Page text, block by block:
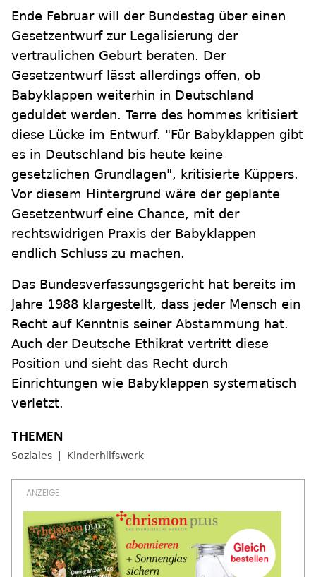
Ende Februar will der Bundestag über einen
Gesetzentwurf zur Legalisierung der
vertraulichen Geburt beraten. Der
Gesetzentwurf lässt allerdings offen, ob
Babyklappen weiterhin in Deutschland
geduldet werden. Terre des hommes kritisiert
diese Lücke im Entwurf. "Für Babyklappen gibt
es in Deutschland bis heute keine
gesetzlichen Grundlagen", kritisierte Küppers.
Vor diesem Hintergrund wäre der geplante
Gesetzentwurf eine Chance, mit der
rechtswidrigen Praxis der Babyklappen
endlich Schluss zu machen.
Das Bundesverfassungsgericht hat bereits im
Jahre 1988 klargestellt, dass jeder Mensch ein
Recht auf Kenntnis seiner Abstammung hat.
Auch der Deutsche Ethikrat vertritt diese
Position und sieht das Recht durch
Einrichtungen wie Babyklappen systematisch
verletzt.
Soziales Kinderhilfswerk